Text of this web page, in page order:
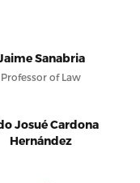
Sanabria
Professor of Law
Josué Cardona
Hernández